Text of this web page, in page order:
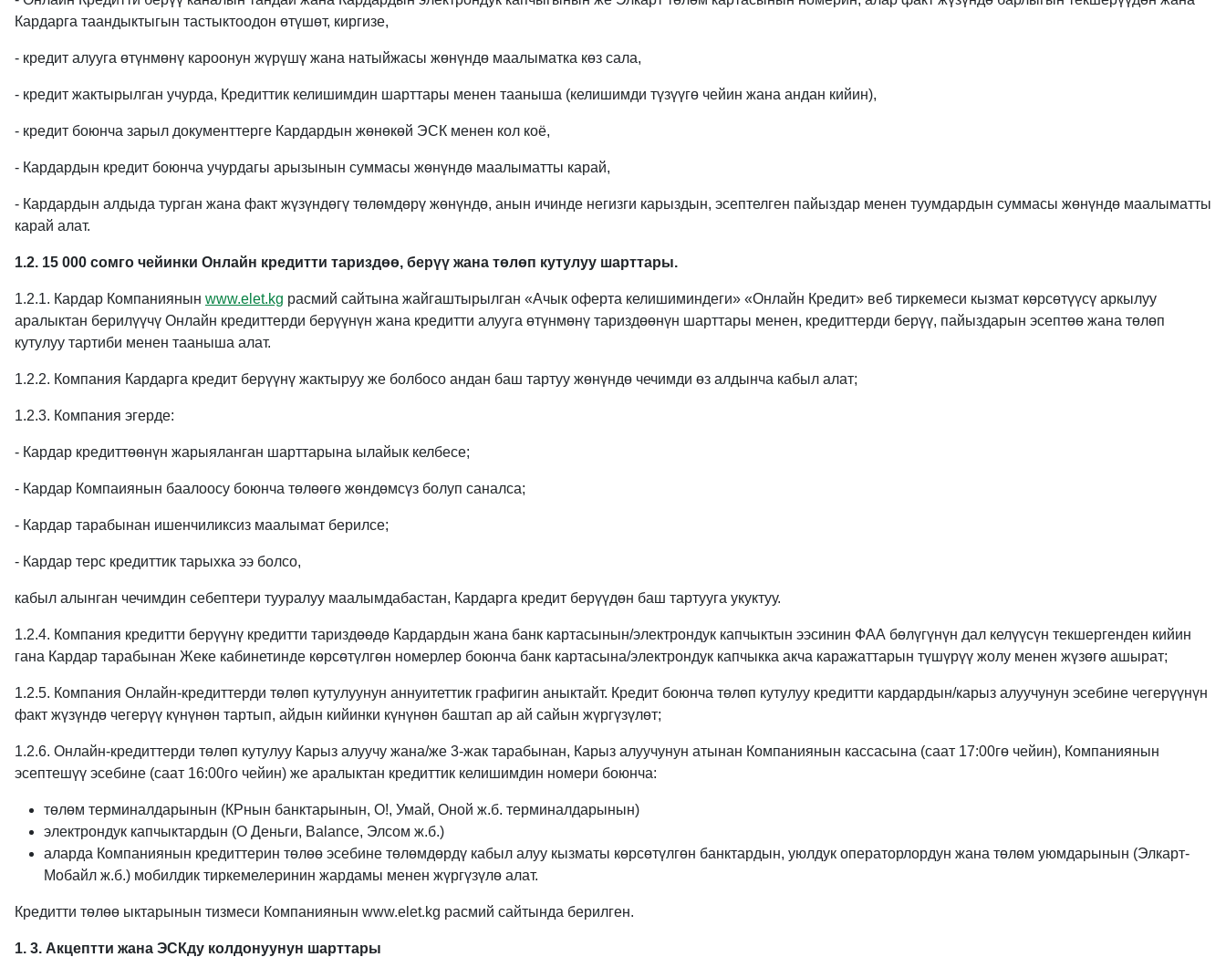
Кардарга таандыктыгын тастыктоодон өтүшөт, киргизе,
- кредит алууга өтүнмөнү кароонун жүрүшү жана натыйжасы жөнүндө маалыматка көз сала,
- кредит жактырылган учурда, Кредиттик келишимдин шарттары менен тааныша (келишимди түзүүгө чейин жана андан кийин),
- кредит боюнча зарыл документтерге Кардардын жөнөкөй ЭСК менен кол коё,
- Кардардын кредит боюнча учурдагы арызынын суммасы жөнүндө маалыматты карай,
- Кардардын алдыда турган жана факт жүзүндөгү төлөмдөрү жөнүндө, анын ичинде негизги карыздын, эсептелген пайыздар менен туумдардын суммасы жөнүндө маалыматты
карай алат.
1.2. 15 000 сомго чейинки Онлайн кредитти тариздөө, берүү жана төлөп кутулуу шарттары.
1.2.1. Кардар Компаниянын www.elet.kg расмий сайтына жайгаштырылган «Ачык оферта келишиминдеги» «Онлайн Кредит» веб тиркемеси кызмат көрсөтүүсү аркылуу
аралыктан берилүүчү Онлайн кредиттерди берүүнүн жана кредитти алууга өтүнмөнү тариздөөнүн шарттары менен, кредиттерди берүү, пайыздарын эсептөө жана төлөп
кутулуу тартиби менен тааныша алат.
1.2.2. Компания Кардарга кредит берүүнү жактыруу же болбосо андан баш тартуу жөнүндө чечимди өз алдынча кабыл алат;
1.2.3. Компания эгерде:
- Кардар кредиттөөнүн жарыяланган шарттарына ылайык келбесе;
- Кардар Компаиянын баалоосу боюнча төлөөгө жөндөмсүз болуп саналса;
- Кардар тарабынан ишенчиликсиз маалымат берилсе;
- Кардар терс кредиттик тарыхка ээ болсо,
кабыл алынган чечимдин себептери тууралуу маалымдабастан, Кардарга кредит берүүдөн баш тартууга укуктуу.
1.2.4. Компания кредитти берүүнү кредитти тариздөөдө Кардардын жана банк картасынын/электрондук капчыктын ээсинин ФАА бөлүгүнүн дал келүүсүн текшергенден кийин
гана Кардар тарабынан Жеке кабинетинде көрсөтүлгөн номерлер боюнча банк картасына/электрондук капчыкка акча каражаттарын түшүрүү жолу менен жүзөгө ашырат;
1.2.5. Компания Онлайн-кредиттерди төлөп кутулуунун аннуитеттик графигин аныктайт. Кредит боюнча төлөп кутулуу кредитти кардардын/карыз алуучунун эсебине чегерүүнүн
факт жүзүндө чегерүү күнүнөн тартып, айдын кийинки күнүнөн баштап ар ай сайын жүргүзүлөт;
1.2.6. Онлайн-кредиттерди төлөп кутулуу Карыз алуучу жана/же 3-жак тарабынан, Карыз алуучунун атынан Компаниянын кассасына (саат 17:00гө чейин), Компаниянын
эсептешүү эсебине (саат 16:00го чейин) же аралыктан кредиттик келишимдин номери боюнча:
төлөм терминалдарынын (КРнын банктарынын, О!, Умай, Оной ж.б. терминалдарынын)
электрондук капчыктардын (О Деньги, Balance, Элсом ж.б.)
аларда Компаниянын кредиттерин төлөө эсебине төлөмдөрдү кабыл алуу кызматы көрсөтүлгөн банктардын, уюлдук операторлордун жана төлөм уюмдарынын (Элкарт-
Мобайл ж.б.) мобилдик тиркемелеринин жардамы менен жүргүзүлө алат.
Кредитти төлөө ыктарынын тизмеси Компаниянын www.elet.kg расмий сайтында берилген.
1. 3. Акцептти жана ЭСКду колдонуунун шарттары